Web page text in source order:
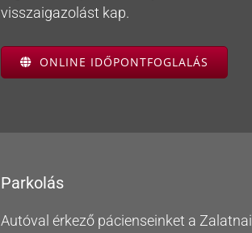
visszaigazolást kap.
ONLINE IDŐPONTFOGLALÁS
Parkolás
Autóval érkező pácienseinket a Zalatnai